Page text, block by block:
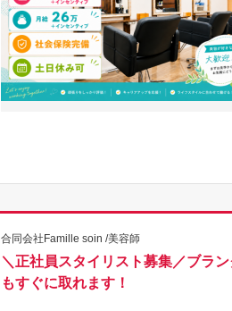
合同会社Famille soin /美容師
＼正社員スタイリスト募集／ブラ
もすぐに取れます！